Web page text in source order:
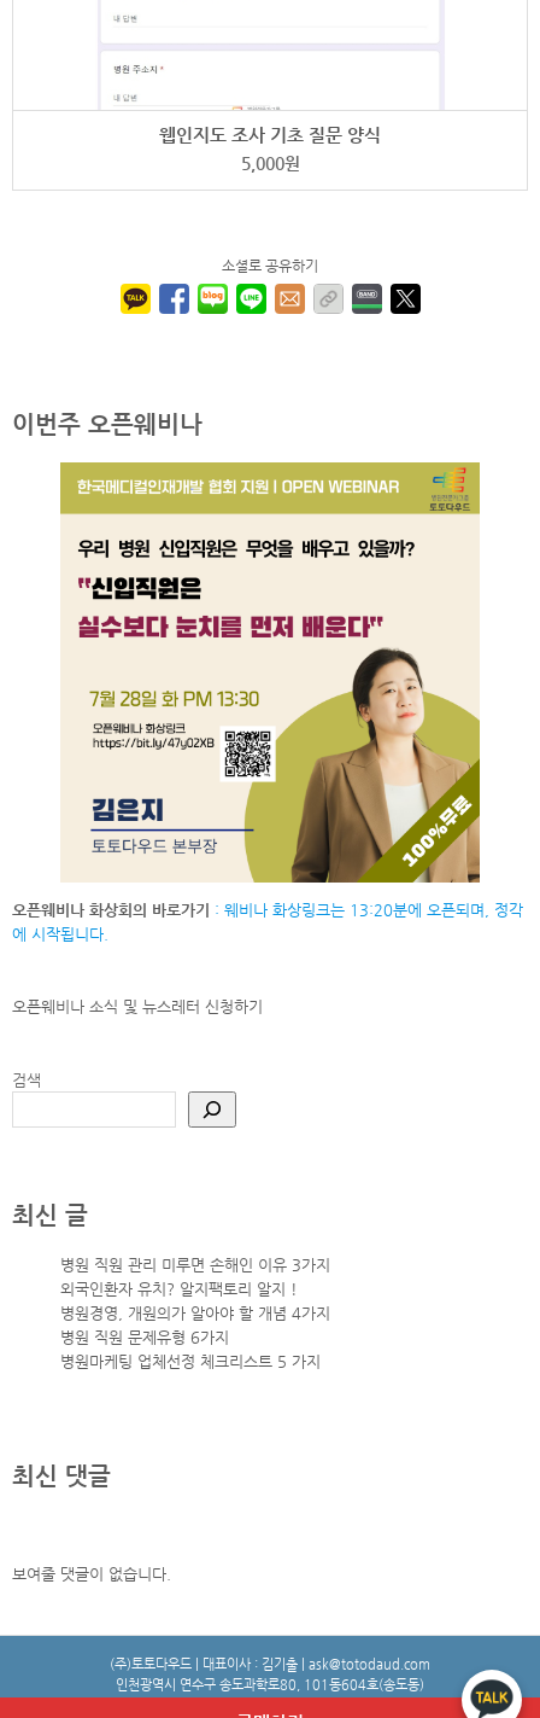
웹인지도 조사 기초 질문 양식
5,000원
소셜로 공유하기
이번주 오픈웨비나
오픈웨비나 화상회의 바로가기
: 웨비나 화상링크는 13:20분에 오픈되며, 정각
에 시작됩니다.
오픈웨비나 소식 및 뉴스레터 신청하기
검색
최신 글
병원 직원 관리 미루면 손해인 이유 3가지
외국인환자 유치? 알지팩토리 알지 !
병원경영, 개원의가 알아야 할 개념 4가지
병원 직원 문제유형 6가지
병원마케팅 업체선정 체크리스트 5 가지
최신 댓글
보여줄 댓글이 없습니다.
(주)토토다우드 | 대표이사 : 김기출 | ask@totodaud.com
인천광역시 연수구 송도과학로80, 101동604호(송도동)